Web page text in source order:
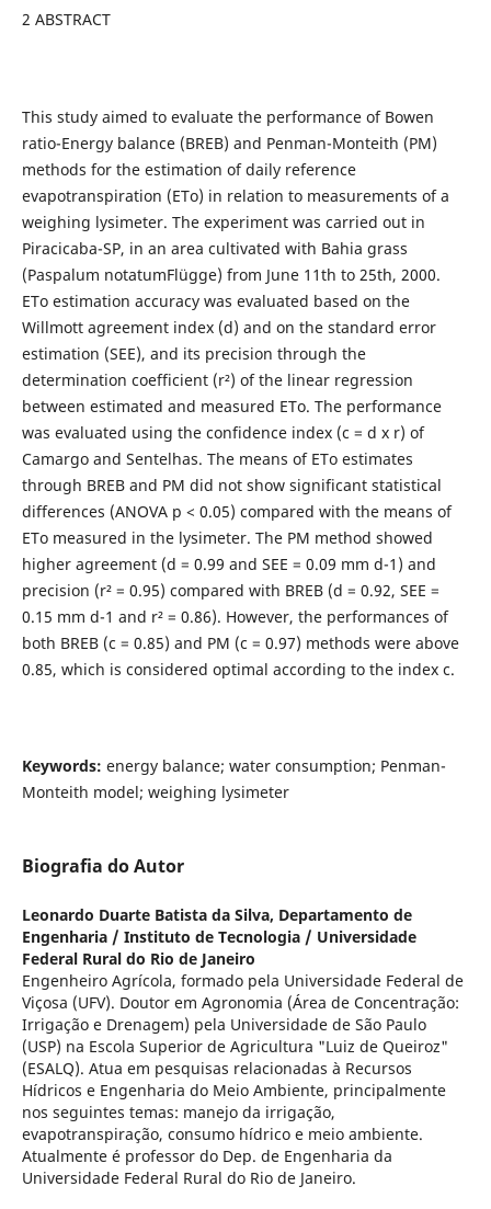
2 ABSTRACT
This study aimed to evaluate the performance of Bowen
ratio-Energy balance (BREB) and Penman-Monteith (PM)
methods for the estimation of daily reference
evapotranspiration (ETo) in relation to measurements of a
weighing lysimeter. The experiment was carried out in
Piracicaba-SP, in an area cultivated with Bahia grass
(Paspalum notatumFlügge) from June 11th to 25th, 2000.
ETo estimation accuracy was evaluated based on the
Willmott agreement index (d) and on the standard error
estimation (SEE), and its precision through the
determination coefficient (r²) of the linear regression
between estimated and measured ETo. The performance
was evaluated using the confidence index (c = d x r) of
Camargo and Sentelhas. The means of ETo estimates
through BREB and PM did not show significant statistical
differences (ANOVA p < 0.05) compared with the means of
ETo measured in the lysimeter. The PM method showed
higher agreement (d = 0.99 and SEE = 0.09 mm d-1) and
precision (r² = 0.95) compared with BREB (d = 0.92, SEE =
0.15 mm d-1 and r² = 0.86). However, the performances of
both BREB (c = 0.85) and PM (c = 0.97) methods were above
0.85, which is considered optimal according to the index c.
Keywords: energy balance; water consumption; Penman-
Monteith model; weighing lysimeter
Biografia do Autor
Leonardo Duarte Batista da Silva, Departamento de
Engenharia / Instituto de Tecnologia / Universidade
Federal Rural do Rio de Janeiro
Engenheiro Agrícola, formado pela Universidade Federal de
Viçosa (UFV). Doutor em Agronomia (Área de Concentração:
Irrigação e Drenagem) pela Universidade de São Paulo
(USP) na Escola Superior de Agricultura "Luiz de Queiroz"
(ESALQ). Atua em pesquisas relacionadas à Recursos
Hídricos e Engenharia do Meio Ambiente, principalmente
nos seguintes temas: manejo da irrigação,
evapotranspiração, consumo hídrico e meio ambiente.
Atualmente é professor do Dep. de Engenharia da
Universidade Federal Rural do Rio de Janeiro.